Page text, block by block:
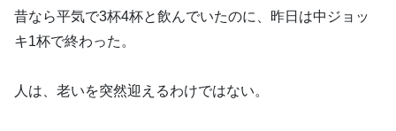
昔なら平気で3杯4杯と飲んでいたのに、昨日は中ジョッ
キ1杯で終わった。
人は、老いを突然迎えるわけではない。